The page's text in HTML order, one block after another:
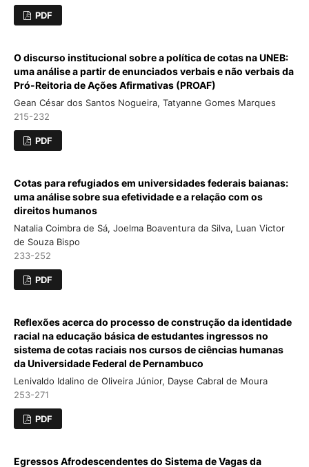
PDF
O discurso institucional sobre a política de cotas na UNEB:
uma análise a partir de enunciados verbais e não verbais da
Pró-Reitoria de Ações Afirmativas (PROAF)
Gean César dos Santos Nogueira, Tatyanne Gomes Marques
215-232
PDF
Cotas para refugiados em universidades federais baianas:
uma análise sobre sua efetividade e a relação com os
direitos humanos
Natalia Coimbra de Sá, Joelma Boaventura da Silva, Luan Victor
de Souza Bispo
233-252
PDF
Reflexões acerca do processo de construção da identidade
racial na educação básica de estudantes ingressos no
sistema de cotas raciais nos cursos de ciências humanas
da Universidade Federal de Pernambuco
Lenivaldo Idalino de Oliveira Júnior, Dayse Cabral de Moura
253-271
PDF
Egressos Afrodescendentes do Sistema de Vagas da